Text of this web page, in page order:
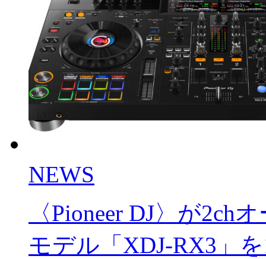
NEWS
〈Pioneer DJ〉が2ch
モデル「XDJ-RX3」